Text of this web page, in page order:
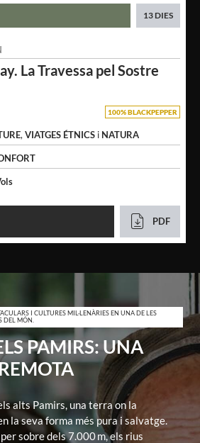
La Travessa pel Sostre
13 DIES
100% BLACKPEPPER
, VIATGES ÉTNICS i NATURA
PDF
I CULTURES MIL·LENÀRIES EN UNA DE LES
DEL MÓN.
PAMIRS: UNA
alts Pamirs, una terra on la
la seva forma més pura i salvatge.
sobre dels 7.000 m, els rius